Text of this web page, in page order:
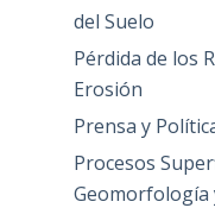
del Suelo
Pérdida de los
Erosión
Prensa y
Procesos
Geomorfología